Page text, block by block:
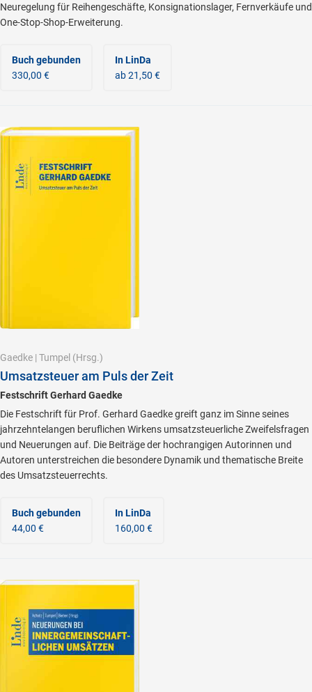
Neuregelung für Reihengeschäfte, Konsignationslager, Fernverkäufe und
One-Stop-Shop-Erweiterung.
Buch gebunden
330,00 €
In LinDa
ab 21,50 €
Gaedke | Tumpel (Hrsg.)
Umsatzsteuer am Puls der Zeit
Festschrift Gerhard Gaedke
Die Festschrift für Prof. Gerhard Gaedke greift ganz im Sinne seines
jahrzehntelangen beruflichen Wirkens umsatzsteuerliche Zweifelsfragen
und Neuerungen auf. Die Beiträge der hochrangigen Autorinnen und
Autoren unterstreichen die besondere Dynamik und thematische Breite
des Umsatzsteuerrechts.
Buch gebunden
44,00 €
In LinDa
160,00 €